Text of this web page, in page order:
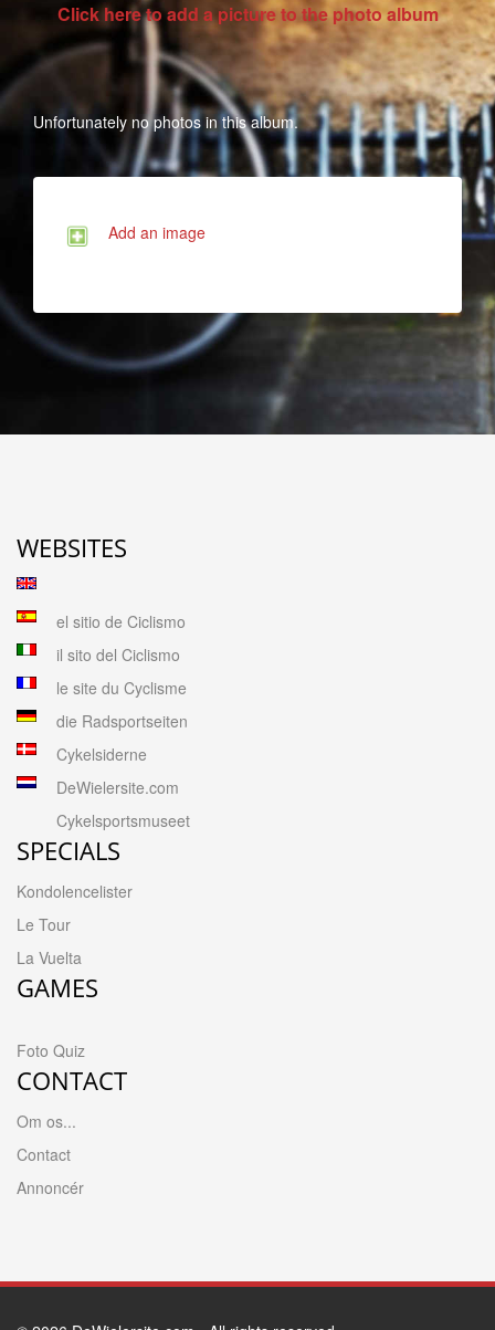
Click here to add a picture to the photo album
Unfortunately no photos in this album.
Add an image
WEBSITES
el sitio de Ciclismo
il sito del Ciclismo
le site du Cyclisme
die Radsportseiten
Cykelsiderne
DeWielersite.com
Cykelsportsmuseet
SPECIALS
Kondolencelister
Le Tour
La Vuelta
GAMES
Foto Quiz
CONTACT
Om os...
Contact
Annoncér